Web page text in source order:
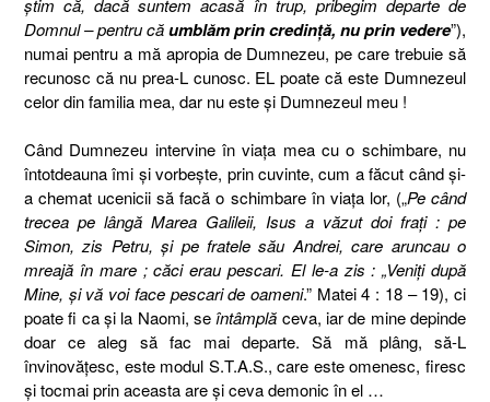
Domnul –pentru căumblăm prin credinţă, nu prin vedere”),
numai pentru a mă apropia de Dumnezeu, pe care trebuie să
recunosc că nu prea-L cunosc. EL poate că este Dumnezeul
celor din familia mea, dar nu este şi Dumnezeul meu !
Când Dumnezeu intervine în viaţa mea cu o schimbare, nu
întotdeauna îmi şi vorbeşte, prin cuvinte, cum a făcut când şi-
a chemat ucenicii să facă o schimbare în viaţa lor, („Pe când
trecea pe lângă Marea Galileii, Isus a văzut doi fraţi : pe
Simon, zis Petru, şi pe fratele său Andrei, care aruncau o
mreajă în mare ; căci erau pescari. El le-a zis : „Veniţi după
Mine, şi vă voi face pescari de oameni.” Matei 4 : 18 – 19), ci
poate fi ca şi la Naomi, se întâmplă ceva, iar de mine depinde
doar ce aleg să fac mai departe. Să mă plâng, să-L
învinovăţesc, este modul S.T.A.S., care este omenesc, firesc
şi tocmai prin aceasta are şi ceva demonic în el …